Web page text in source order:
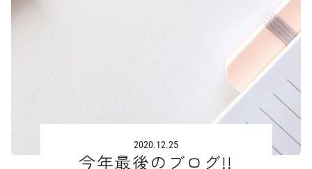
2020.12.25
今年最後のブログ!!